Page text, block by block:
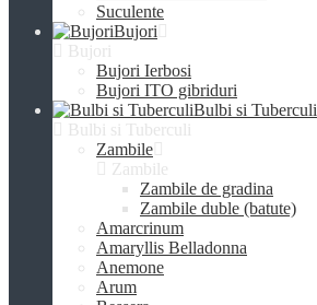
Suculente
Bujori
Bujori
Bujori Ierbosi
Bujori ITO gibriduri
Bulbi si Tuberculi
Bulbi si Tuberculi
Zambile
Zambile
Zambile de gradina
Zambile duble (batute)
Amarcrinum
Amaryllis Belladonna
Anemone
Arum